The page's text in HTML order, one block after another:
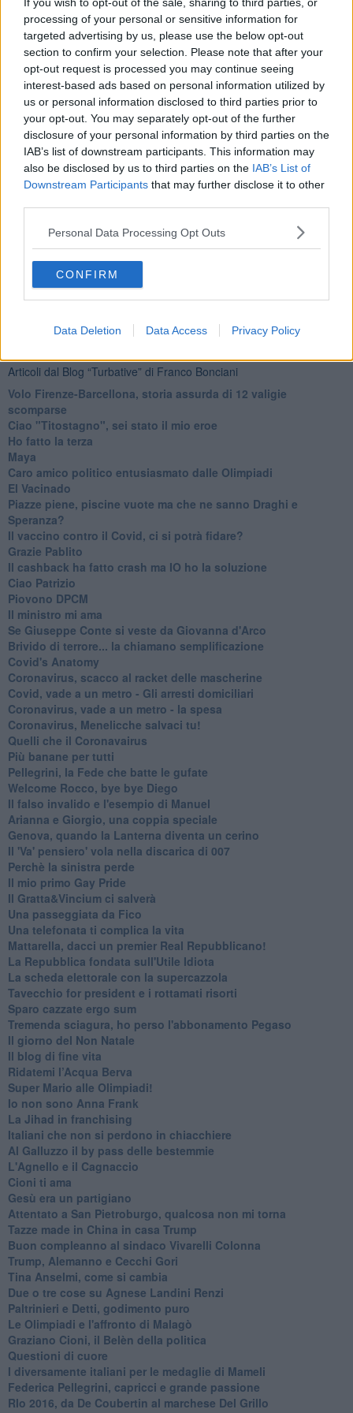
processing of your personal or sensitive information for
targeted advertising by us, please use the below opt-out
section to confirm your selection. Please note that after your
opt-out request is processed you may continue seeing
interest-based ads based on personal information utilized by
us or personal information disclosed to third parties prior to
your opt-out. You may separately opt-out of the further
disclosure of your personal information by third parties on the
IAB’s list of downstream participants. This information may
also be disclosed by us to third parties on the IAB’s List of
Downstream Participants that may further disclose it to other
Personal Data Processing Opt Outs
CONFIRM
Data Deletion Data Access Privacy Policy
massebuttandola in caciara da problemi più gravi. Basterebbe
poco, non parlarne, smorzare la luce dei riflettori su qualche
personaggio per mettere in risalto particolari importanti, e i
veri .
Se Cattelan voleva farci capire chesiamo noi a dare valore a
certe persone e situazioni,viva la sua banana : in definitiva, anche
se ci ritroviamo circondati da banane,sta a noifarne l’uso
migliore. Evitando di scivolaresulle bucce.
Franco Bonciani
Se vuoi leggere le notizie principali della Toscana iscriviti alla
Newsletter QUInews - ToscanaMedia.
alle 20:00 direttamente nella tua casella di posta.
Ti potrebbe interessare anche:
Articoli dal Blog “Turbative” di Franco Bonciani
Volo Firenze-Barcellona, storia assurda di 12 valigie
scomparse
Ciao "Titostagno", sei stato il mio eroe
Ho fatto la terza
Maya
Caro amico politico entusiasmato dalle Olimpiadi
El Vacinado
Piazze piene, piscine vuote ma che ne sanno Draghi e
Speranza?
​Il vaccino contro il Covid, ci si potrà fidare?
Grazie Pablito
Il cashback ha fatto crash ma IO ho la soluzione
Ciao Patrizio
Piovono DPCM
Il ministro mi ama
Se Giuseppe Conte si veste da Giovanna d'Arco
Brivido di terrore... la chiamano semplificazione
Covid's Anatomy
Coronavirus, scacco al racket delle mascherine
Covid, vade a un metro - Gli arresti domiciliari
Coronavirus, vade a un metro - la spesa
Coronavirus, Menelicche salvaci tu!
Quelli che il Coronavairus
Più banane per tutti
Pellegrini, la Fede che batte le gufate
Welcome Rocco, bye bye Diego
Il falso invalido e l'esempio di Manuel
Arianna e Giorgio, una coppia speciale
Genova, quando la Lanterna diventa un cerino
Il 'Va' pensiero' vola nella discarica di 007
Perchè la sinistra perde
Il mio primo Gay Pride
Il Gratta&Vincium ci salverà
Una passeggiata da Fico
Una telefonata ti complica la vita
Mattarella, dacci un premier Real Repubblicano!
La Repubblica fondata sull'Utile Idiota
La scheda elettorale con la supercazzola
Tavecchio for president e i rottamati risorti
Sparo cazzate ergo sum
Tremenda sciagura, ho perso l'abbonamento Pegaso
Il giorno del Non Natale
Il blog di fine vita
​Ridatemi l’Acqua Berva
Super Mario alle Olimpiadi!
Io non sono Anna Frank
​La Jihad in franchising
Italiani che non si perdono in chiacchiere
Al Galluzzo il by pass delle bestemmie
L'Agnello e il Cagnaccio
Cioni ti ama
​Gesù era un partigiano
Attentato a San Pietroburgo, qualcosa non mi torna
Tazze made in China in casa Trump
Buon compleanno al sindaco Vivarelli Colonna
Trump, Alemanno e Cecchi Gori
Tina Anselmi, come si cambia
Due o tre cose su Agnese Landini Renzi
Paltrinieri e Detti, godimento puro
Le Olimpiadi e l'affronto di Malagò
Graziano Cioni, il Belèn della politica
Questioni di cuore
I diversamente italiani per le medaglie di Mameli
Federica Pellegrini, capricci e grande passione
RIo 2016, da De Coubertin al marchese Del Grillo